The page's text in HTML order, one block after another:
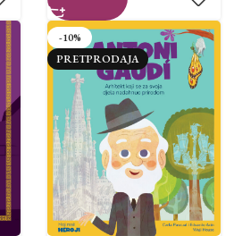
-10%
PRETPRODAJA